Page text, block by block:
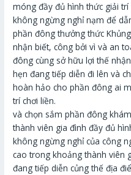
móng đầy đủ hình thức giải
không ngừng nghỉ nạm để
phần đông thưởng thức
nhận biết, công bởi vì và an
đông cùng sở hữu lợi thế
hẹn đang tiếp diễn đi lên và
hoàn hảo cho phần đông ai
trí chơi liền.
và chọn sắm phần đông
thành viên gia đình đầy đủ
không ngừng nghỉ của công
cao trong khoảng thành viên
đang tiếp diễn củng thế địa